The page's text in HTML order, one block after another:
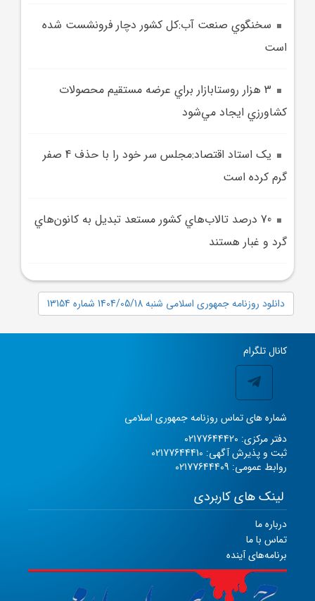
سخنگوي صنعت آب:کل کشور دچار فرونشست شده
است
3 هزار روستابازار براي عرضه مستقيم محصولات
کشاورزي ايجاد مي‌شود
يک استاد اقتصاد:مجلس سر خود را با حذف 4 صفر
گرم کرده است
70 درصد تالاب‌هاي کشور مستعد تبديل به کانون‌هاي
گرد و غبار هستند
دانلود روزنامه جمهوری اسلامی شنبه 1404/05/18 شماره 13154
کانال تلگرام
شماره های تماس روزنامه جمهوری اسلامی
دفتر مرکزی: 02177644420
ثبت و پذیرش آگهی: 02177644410
روابط عمومی: 02177644409
لینک های کاربردی
درباره ما
تماس با ما
برنامه‌های آینده